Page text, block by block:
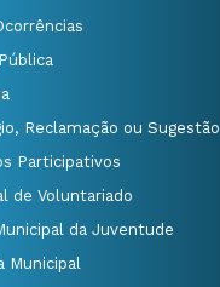
Reclamação ou Sugestão
Participativos
de Voluntariado
da Juventude
Municipal